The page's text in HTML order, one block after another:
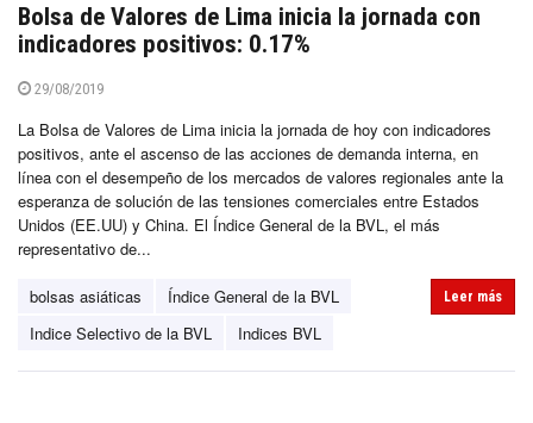
Bolsa de Valores de Lima inicia la jornada con
indicadores positivos: 0.17%
29/08/2019
La Bolsa de Valores de Lima inicia la jornada de hoy con indicadores
positivos, ante el ascenso de las acciones de demanda interna, en
línea con el desempeño de los mercados de valores regionales ante la
esperanza de solución de las tensiones comerciales entre Estados
Unidos (EE.UU) y China. El Índice General de la BVL, el más
representativo de...
bolsas asiáticas
Índice General de la BVL
Indice Selectivo de la BVL
Indices BVL
Leer más